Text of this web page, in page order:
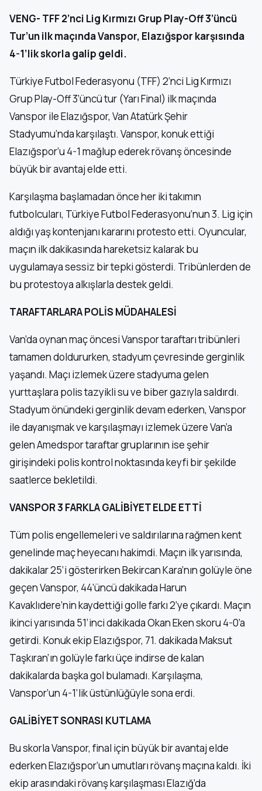
VENG- TFF 2’nci Lig Kırmızı Grup Play-Off 3’üncü
Tur’un ilk maçında Vanspor, Elazığspor karşısında
4-1’lik skorla galip geldi.
Türkiye Futbol Federasyonu (TFF) 2’nci Lig Kırmızı
Grup Play-Off 3’üncü tur (Yarı Final) ilk maçında
Vanspor ile Elazığspor, Van Atatürk Şehir
Stadyumu’nda karşılaştı. Vanspor, konuk ettiği
Elazığspor’u 4-1 mağlup ederek rövanş öncesinde
büyük bir avantaj elde etti.
Karşılaşma başlamadan önce her iki takımın
futbolcuları, Türkiye Futbol Federasyonu’nun 3. Lig için
aldığı yaş kontenjanı kararını protesto etti. Oyuncular,
maçın ilk dakikasında hareketsiz kalarak bu
uygulamaya sessiz bir tepki gösterdi. Tribünlerden de
bu protestoya alkışlarla destek geldi.
TARAFTARLARA POLİS MÜDAHALESİ
Van’da oynan maç öncesi Vanspor taraftarı tribünleri
tamamen doldururken, stadyum çevresinde gerginlik
yaşandı. Maçı izlemek üzere stadyuma gelen
yurttaşlara polis tazyikli su ve biber gazıyla saldırdı.
Stadyum önündeki gerginlik devam ederken, Vanspor
ile dayanışmak ve karşılaşmayı izlemek üzere Van’a
gelen Amedspor taraftar gruplarının ise şehir
girişindeki polis kontrol noktasında keyfi bir şekilde
saatlerce bekletildi.
VANSPOR 3 FARKLA GALİBİYET ELDE ETTİ
Tüm polis engellemeleri ve saldırılarına rağmen kent
genelinde maç heyecanı hakimdi. Maçın ilk yarısında,
dakikalar 25’i gösterirken Bekircan Kara’nın golüyle öne
geçen Vanspor, 44’üncü dakikada Harun
Kavaklıdere’nin kaydettiği golle farkı 2’ye çıkardı. Maçın
ikinci yarısında 51’inci dakikada Okan Eken skoru 4-0’a
getirdi. Konuk ekip Elazığspor, 71. dakikada Maksut
Taşkıran’ın golüyle farkı üçe indirse de kalan
dakikalarda başka gol bulamadı. Karşılaşma,
Vanspor’un 4-1’lik üstünlüğüyle sona erdi.
GALİBİYET SONRASI KUTLAMA
Bu skorla Vanspor, final için büyük bir avantaj elde
ederken Elazığspor’un umutları rövanş maçına kaldı. İki
ekip arasındaki rövanş karşılaşması Elazığ’da